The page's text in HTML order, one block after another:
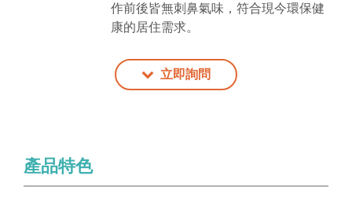
作前後皆無刺鼻氣味，符合現今環保健
康的居住需求。
立即詢問
產品特色